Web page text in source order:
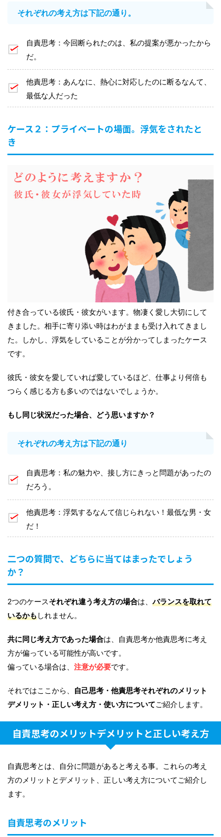
それぞれの考え方は下記の通り。
自責思考：今回断られたのは、私の提案が悪かったから
だ。
他責思考：あんなに、熱心に対応したのに断るなんて、
最低な人だった
ケース２：プライベートの場面。浮気をされたと
き
付き合っている彼氏・彼女がいます。物凄く愛し大切にして
きました。相手に寄り添い時はわがままも受け入れてきまし
た。しかし、浮気をしていることが分かってしまったケース
です。
彼氏・彼女を愛していれば愛しているほど、仕事より何倍も
つらく感じる方も多いのではないでしょうか。
もし同じ状況だった場合、どう思いますか？
それぞれの考え方は下記の通り
自責思考：私の魅力や、接し方にきっと問題があったの
だろう。
他責思考：浮気するなんて信じられない！最低な男・女
だ！
二つの質問で、どちらに当てはまったでしょう
か？
2つのケースそれぞれ違う考え方の場合は、バランスを取れて
いるかもしれません。
共に同じ考え方であった場合は、自責思考か他責思考に考え
方が偏っている可能性が高いです。
偏っている場合は、 注意が必要です。
それではここから、
自己思考・他責思考それぞれのメリット
デメリット・正しい考え方・使い方についてご紹介します。
自責思考のメリットデメリットと正しい考え方
自責思考とは、自分に問題があると考える事。これらの考え
方のメリットとデメリット、正しい考え方についてご紹介し
ます。
自責思考のメリット